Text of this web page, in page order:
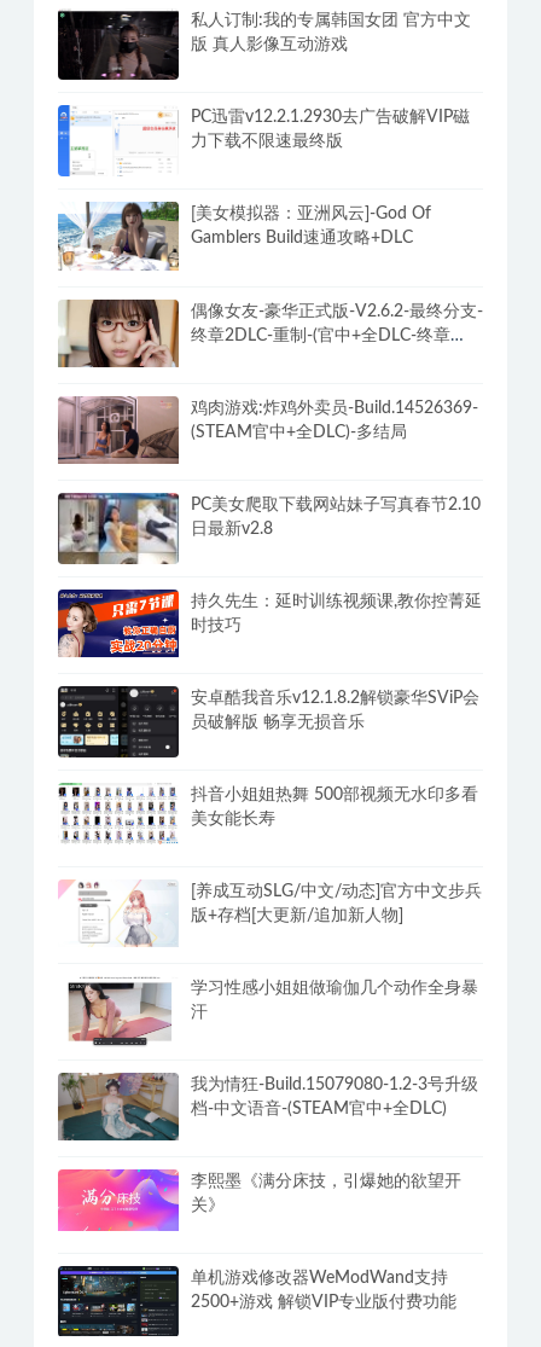
私人订制:我的专属韩国女团 官方中文
版 真人影像互动游戏
PC迅雷v12.2.1.2930去广告破解VIP磁
力下载不限速最终版
[美女模拟器：亚洲风云]-God Of
Gamblers Build速通攻略+DLC
偶像女友-豪华正式版-V2.6.2-最终分支-
终章2DLC-重制-(官中+全DLC-终章
鸡肉游戏:炸鸡外卖员-Build.14526369-
(STEAM官中+全DLC)-多结局
PC美女爬取下载网站妹子写真春节2.10
日最新v2.8
持久先生：延时训练视频课,教你控菁延
时技巧
安卓酷我音乐v12.1.8.2解锁豪华SViP会
员破解版 畅享无损音乐
抖音小姐姐热舞 500部视频无水印多看
美女能长寿
[养成互动SLG/中文/动态]官方中文步兵
版+存档[大更新/追加新人物]
学习性感小姐姐做瑜伽几个动作全身暴
汗
我为情狂-Build.15079080-1.2-3号升级
档-中文语音-(STEAM官中+全DLC)
李熙墨《满分床技，引爆她的欲望开
关》
单机游戏修改器WeModWand支持
2500+游戏 解锁VIP专业版付费功能